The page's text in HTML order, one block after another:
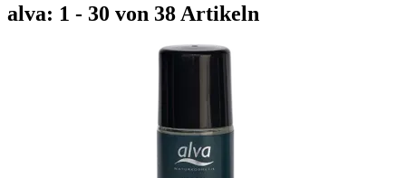
alva: 1 - 30 von 38 Artikeln